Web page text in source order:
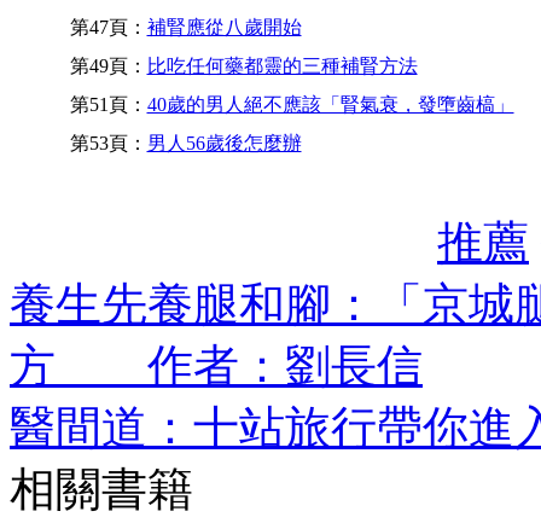
第47頁： 補腎應從八歲開始
第49頁： 比吃任何藥都靈的三種補腎方法
第51頁： 40歲的男人絕不應該「腎氣衰，發墮齒槁」
第53頁： 男人56歲後怎麼辦
推薦
養生先養腿和腳：「京城
方 作者：劉長信
醫間道：十站旅行帶你
相關書籍